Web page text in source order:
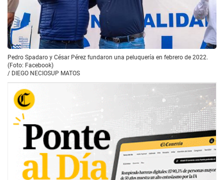
Pedro Spadaro y César Pérez fundaron una peluquería en febrero de 2022.
(Foto: Facebook)
/ DIEGO NECIOSUP MATOS